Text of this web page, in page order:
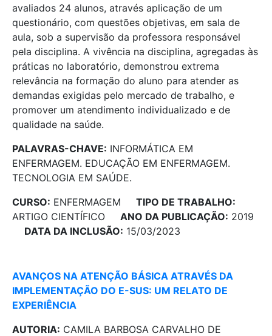
avaliados 24 alunos, através aplicação de um
questionário, com questões objetivas, em sala de
aula, sob a supervisão da professora responsável
pela disciplina. A vivência na disciplina, agregadas às
práticas no laboratório, demonstrou extrema
relevância na formação do aluno para atender as
demandas exigidas pelo mercado de trabalho, e
promover um atendimento individualizado e de
qualidade na saúde.
PALAVRAS-CHAVE: INFORMÁTICA EM
ENFERMAGEM. EDUCAÇÃO EM ENFERMAGEM.
TECNOLOGIA EM SAÚDE.
CURSO: ENFERMAGEM
TIPO DE TRABALHO:
ARTIGO CIENTÍFICO
ANO DA PUBLICAÇÃO: 2019
DATA DA INCLUSÃO: 15/03/2023
AVANÇOS NA ATENÇÃO BÁSICA ATRAVÉS DA
IMPLEMENTAÇÃO DO E-SUS: UM RELATO DE
EXPERIÊNCIA
AUTORIA: CAMILA BARBOSA CARVALHO DE